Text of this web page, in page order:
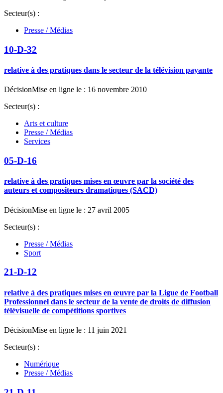
Secteur(s) :
Presse / Médias
10-D-32
relative à des pratiques dans le secteur de la télévision payante
DécisionMise en ligne le : 16 novembre 2010
Secteur(s) :
Arts et culture
Presse / Médias
Services
05-D-16
relative à des pratiques mises en œuvre par la société des
auteurs et compositeurs dramatiques (SACD)
DécisionMise en ligne le : 27 avril 2005
Secteur(s) :
Presse / Médias
Sport
21-D-12
relative à des pratiques mises en œuvre par la Ligue de Football
Professionnel dans le secteur de la vente de droits de diffusion
télévisuelle de compétitions sportives
DécisionMise en ligne le : 11 juin 2021
Secteur(s) :
Numérique
Presse / Médias